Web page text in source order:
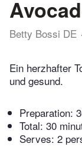
Betty Bossi DE
Ein herzhafter
und gesund.
Preparation:
Total: 30
Serves: 2